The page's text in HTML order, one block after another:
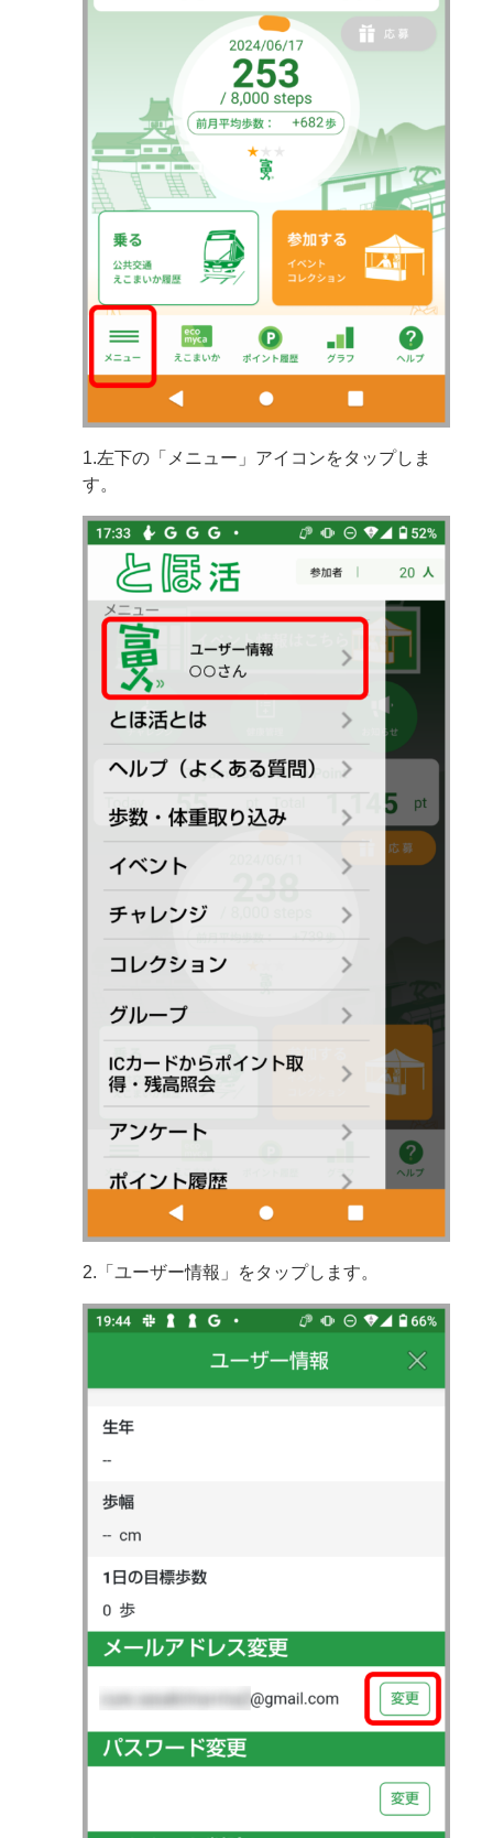
1.左下の「メニュー」アイコンをタップしま
す。
2.「ユーザー情報」をタップします。